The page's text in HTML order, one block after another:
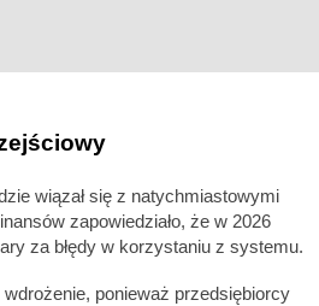
wiązał się z natychmiastowymi
zapowiedziało, że w 2026
za błędy w korzystaniu z systemu.
wdrożenie, ponieważ przedsiębiorcy